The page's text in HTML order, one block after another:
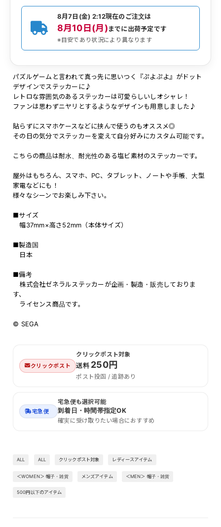
8月7日(金) 2:12現在のご注文は
8月10日(月)までに出荷予定です
※目安であり状況により異なります
パズルゲームと言われて真っ先に思いつく『ぷよぷよ』がドット
デザインでステッカーに♪
レトロな雰囲気のあるステッカーは可愛らしいしオシャレ！
ファンは思わずニヤリとするようなデザインも用意しました♪
貼らずにスマホケースなどに挟んで使うのもオススメ◎
その日の気分でステッカーを変えて自分好みにカスタム可能です。
こちらの商品は耐水、耐光性のある塩ビ素材のステッカーです。
屋外はもちろん、スマホ、PC、タブレット、ノートや手帳、大型
家電などにも！
様々なシーンでお楽しみ下さい。
■サイズ
幅37mm×高さ52mm（本体サイズ）
■製造国
日本
■備考
株式会社ゼネラルステッカーが企画・製造・販売しておりま
す、
ライセンス商品です。
© SEGA
クリックポスト
クリックポスト対象
送料250円
ポスト投函 / 追跡あり
宅急便
宅急便も選択可能
到着日・時間帯指定OK
確実に受け取りたい場合におすすめ
ALL ALL クリックポスト対象 レディースアイテム
＜WOMEN＞ 帽子・雑貨 メンズアイテム ＜MEN＞ 帽子・雑貨
500円以下のアイテム